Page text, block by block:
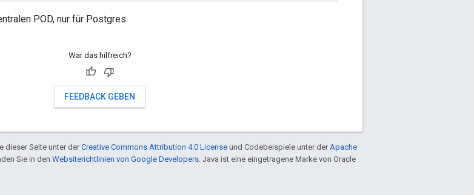
POD, nur für Postgres.
War das hilfreich?
FEEDBACK GEBEN
dieser Seite unter derCreative Commons Attribution 4.0 License und Codebeispiele unter derApache
Sie in den Websiterichtlinien von Google Developers. Java ist eine eingetragene Marke von Oracle